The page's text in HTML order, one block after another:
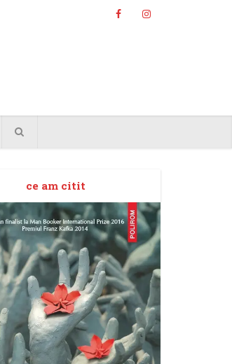
ce am citit